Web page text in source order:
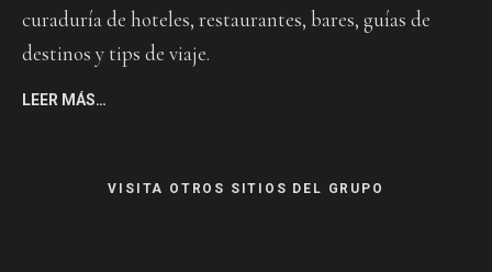
curaduría de hoteles, restaurantes, bares, guías de
destinos y tips de viaje.
LEER MÁS…
VISITA OTROS SITIOS DEL GRUPO